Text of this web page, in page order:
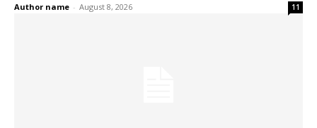
Author name - August 8, 2026 11